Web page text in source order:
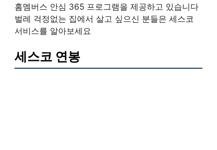
홈멤버스 안심 365 프로그램을 제공하고 있습니다
벌레 걱정없는 집에서 살고 싶으신 분들은 세스코
서비스를 알아보세요
세스코 연봉